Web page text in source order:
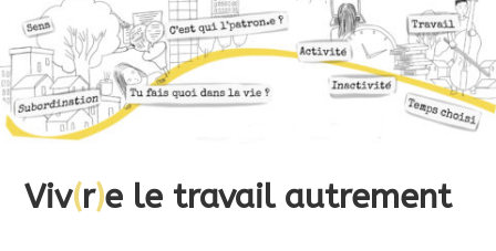
Viv(r)e le travail autrement